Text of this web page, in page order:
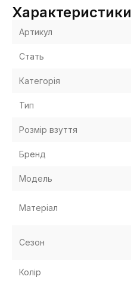
Характеристики
Артикул
Стать
Категорія
Тип
Розмір взуття
Бренд
Модель
Матеріал
Сезон
Колір